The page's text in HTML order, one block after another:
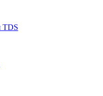
TDS